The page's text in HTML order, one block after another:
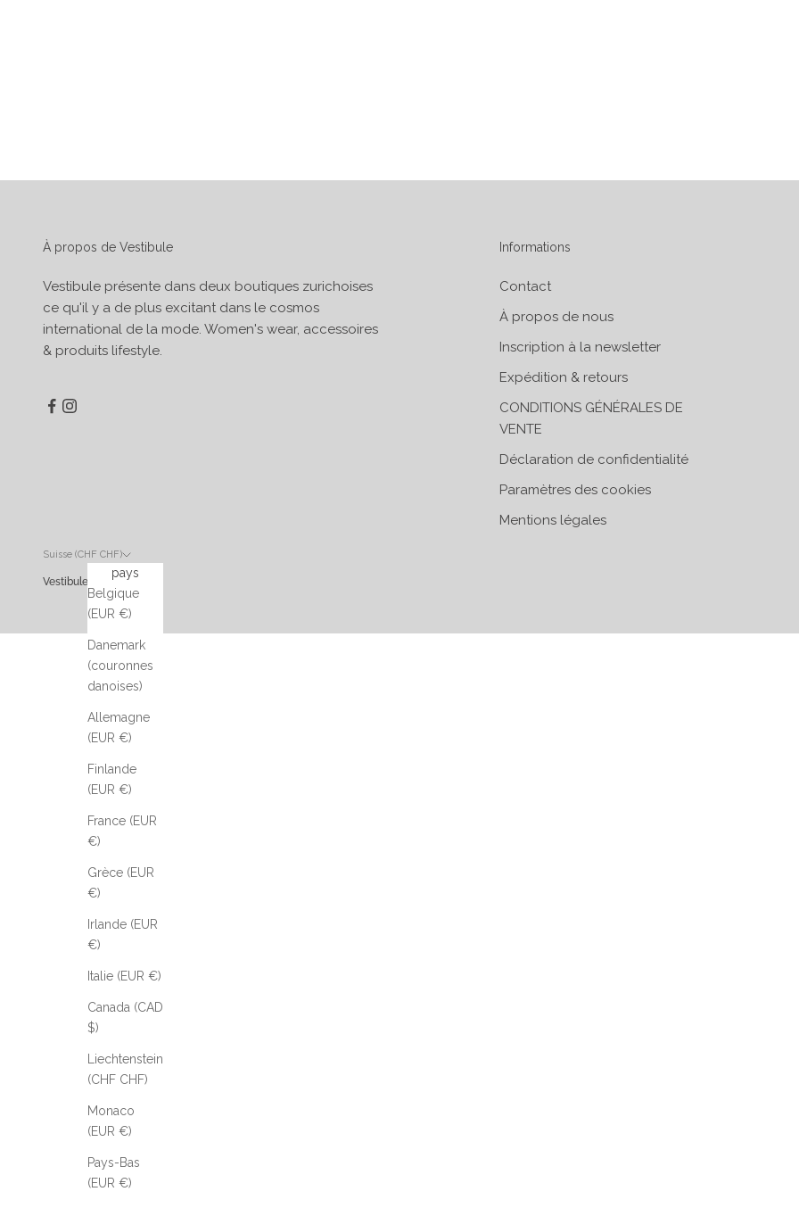
À propos de Vestibule
Vestibule présente dans deux boutiques zurichoises
ce qu'il y a de plus excitant dans le cosmos
international de la mode. Women's wear, accessoires
& produits lifestyle.
Informations
Contact
À propos de nous
Inscription à la newsletter
Expédition & retours
CONDITIONS GÉNÉRALES DE
VENTE
Déclaration de confidentialité
Paramètres des cookies
Mentions légales
Suisse (CHF CHF)
pays
Belgique
(EUR €)
Danemark
(couronnes
danoises)
Allemagne
(EUR €)
Finlande
(EUR €)
France (EUR
€)
Grèce (EUR
€)
Irlande (EUR
€)
Italie (EUR €)
Canada (CAD
$)
Liechtenstein
(CHF CHF)
Monaco
(EUR €)
Pays-Bas
(EUR €)
Vestibule